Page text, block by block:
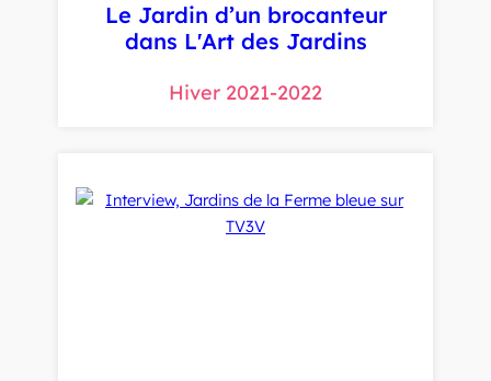
Le Jardin d’un brocanteur
dans L'Art des Jardins
Hiver 2021-2022